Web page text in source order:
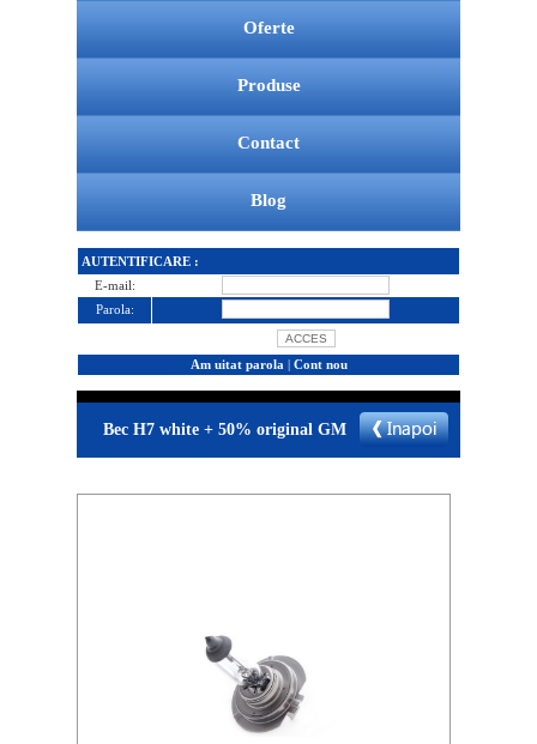
Oferte
Produse
Contact
Blog
AUTENTIFICARE :
E-mail:
Parola:
Am uitat parola | Cont nou
Bec H7 white + 50% original GM